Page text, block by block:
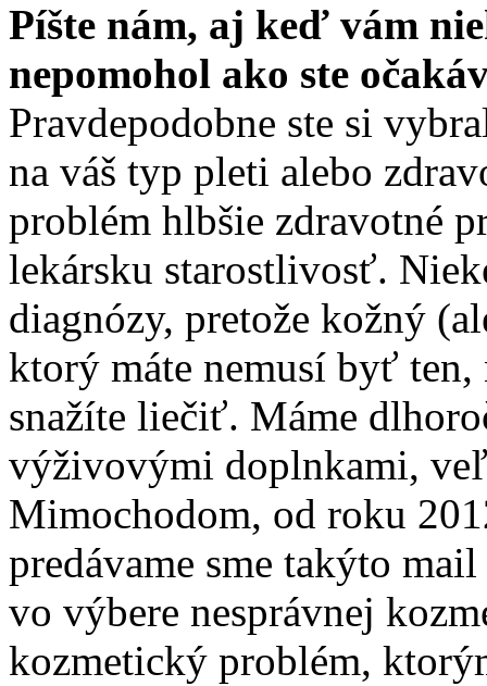
Píšte nám, aj keď vám
nepomohol ako ste
Pravdepodobne ste si
na váš typ pleti alebo
problém hlbšie zdravotné
lekársku starostlivosť.
diagnózy, pretože kožný
ktorý máte nemusí byť
snažíte liečiť. Máme
výživovými doplnkami,
Mimochodom, od roku
predávame sme takýto
vo výbere nesprávnej
kozmetický problém,